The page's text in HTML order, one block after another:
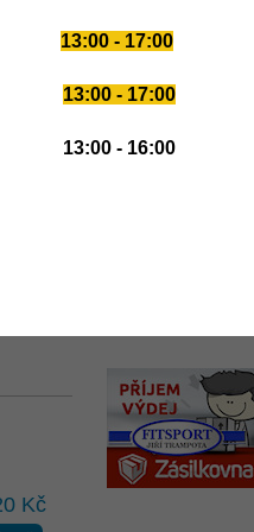
Kč
e-cviceni.cz
sportovniweb.cz
e-hubnuti.cz
13:00 - 17:00
13:00 - 17:00
13:00 - 16:00